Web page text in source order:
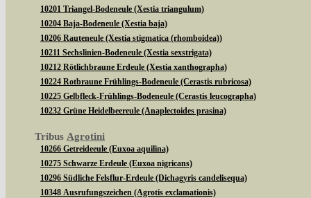
10201 Triangel-Bodeneule (Xestia triangulum)
10204 Baja-Bodeneule (Xestia baja)
10206 Rauteneule (Xestia stigmatica (rhomboidea))
10211 Sechslinien-Bodeneule (Xestia sexstrigata)
10212 Rötlichbraune Erdeule (Xestia xanthographa)
10224 Rotbraune Frühlings-Bodeneule (Cerastis rubricosa)
10225 Gelbfleck-Frühlings-Bodeneule (Cerastis leucographa)
10232 Grüne Heidelbeereule (Anaplectoides prasina)
Tribus Agrotini
10266 Getreideeule (Euxoa aquilina)
10275 Schwarze Erdeule (Euxoa nigricans)
10296 Südliche Felsflur-Erdeule (Dichagyris candelisequa)
10348 Ausrufungszeichen (Agrotis exclamationis)